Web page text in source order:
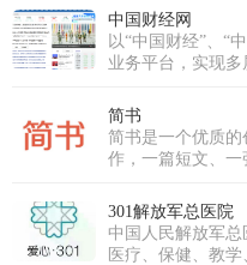
式，打造一个真正
归属感的优质平
成功跻身国内优
有超过十万级的庞
等多个领域。魅影
容且充满创新活
限，让每一个独
并最终将热爱转化
是成为全球互动
推动前沿技术应用
中国财经网
以“中国财经”、“
业务平台，实现
效、专业、全面的
简书
简书是一个优质的
作，一篇短文、
301解放军总医院
中国人民解放军总
医疗、保健、教